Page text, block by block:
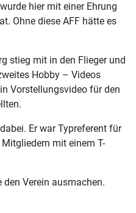
hier mit einer Ehrung
Ohne diese AFF hätte es
stieg mit in den Flieger und
Hobby – Videos
Vorstellungsvideo für den
Er war Typreferent für
mit einem T-
den Verein ausmachen.